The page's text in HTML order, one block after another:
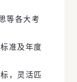
等各大考
准及年度
，灵活匹